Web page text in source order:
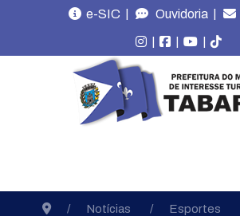
e-SIC | Ouvidoria |
| | |
Notícias
Esportes